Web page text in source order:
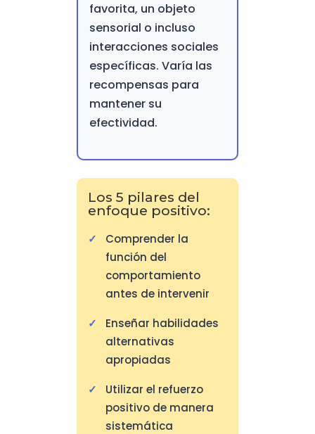
favorita, un objeto
sensorial o incluso
interacciones sociales
específicas. Varía las
recompensas para
mantener su
efectividad.
Los 5 pilares del
enfoque positivo:
Comprender la
función del
comportamiento
antes de intervenir
Enseñar habilidades
alternativas
apropiadas
Utilizar el refuerzo
positivo de manera
sistemática